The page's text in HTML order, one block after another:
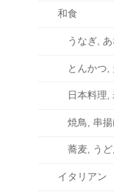
和食
うなぎ,
とんかつ,
日本料理,
焼鳥, 串
蕎麦, うど
イタリアン